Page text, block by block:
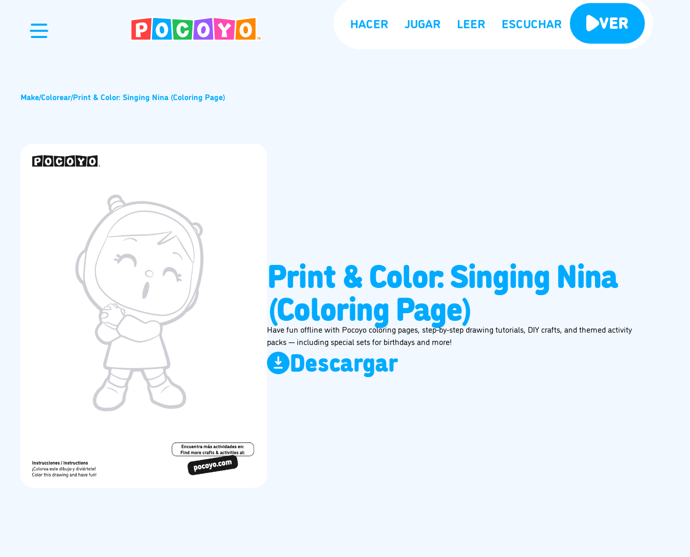
HACER JUGAR LEER ESCUCHAR VER
Make/Colorear/Print & Color: Singing Nina (Coloring Page)
Print & Color: Singing Nina
(Coloring Page)
Have fun offline with Pocoyo coloring pages, step-by-step drawing tutorials, DIY crafts, and themed activity
packs — including special sets for birthdays and more!
Descargar